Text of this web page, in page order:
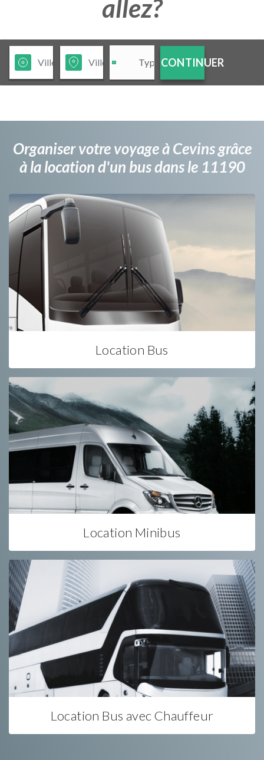
allez?
CONTINUER
Organiser votre voyage à Cevins grâce
à la location d'un bus dans le 11190
Location Bus
Location Minibus
Location Bus avec Chauffeur